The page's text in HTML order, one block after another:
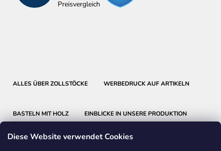
Diese Website verwendet Cookies
ALLES ÜBER ZOLLSTÖCKE WERBEDRUCK AUF ARTIKELN
BASTELN MIT HOLZ EINBLICKE IN UNSERE PRODUKTION